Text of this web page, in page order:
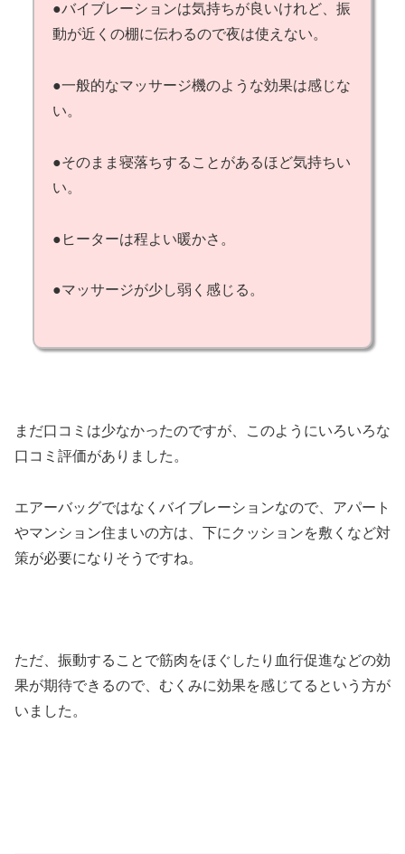
●バイブレーションは気持ちが良いけれど、振
動が近くの棚に伝わるので夜は使えない。
●一般的なマッサージ機のような効果は感じな
い。
●そのまま寝落ちすることがあるほど気持ちい
い。
●ヒーターは程よい暖かさ。
●マッサージが少し弱く感じる。
まだ口コミは少なかったのですが、このようにいろいろな
口コミ評価がありました。
エアーバッグではなくバイブレーションなので、アパート
やマンション住まいの方は、下にクッションを敷くなど対
策が必要になりそうですね。
ただ、振動することで筋肉をほぐしたり血行促進などの効
果が期待できるので、むくみに効果を感じてるという方が
いました。